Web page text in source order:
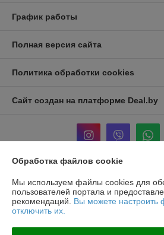
График работы
Полная версия сайта
Политика обработки cookies
Сайт создан на платформе Deal.by
Информация для покупателя
Юридическое лицо:ООО «БЕЛПРОФИЛЬ
220040, Г. МИНСК, ПЕР. 3-Й МОЖАЙСКОГО,
Регистрационный номер ЕГР: 193780303
Обработка файлов cookie
Мы используем файлы cookies для
пользователей портала и
рекомендаций. Вы можете настроить
отключить их.